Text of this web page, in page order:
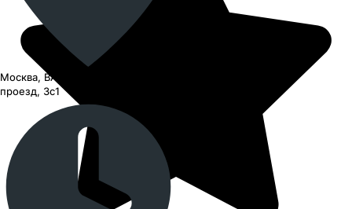
Москва, ВАО, Черницынский
проезд, 3с1